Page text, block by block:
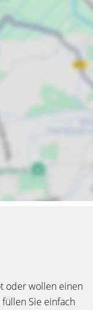
oder wollen einen
Sie einfach